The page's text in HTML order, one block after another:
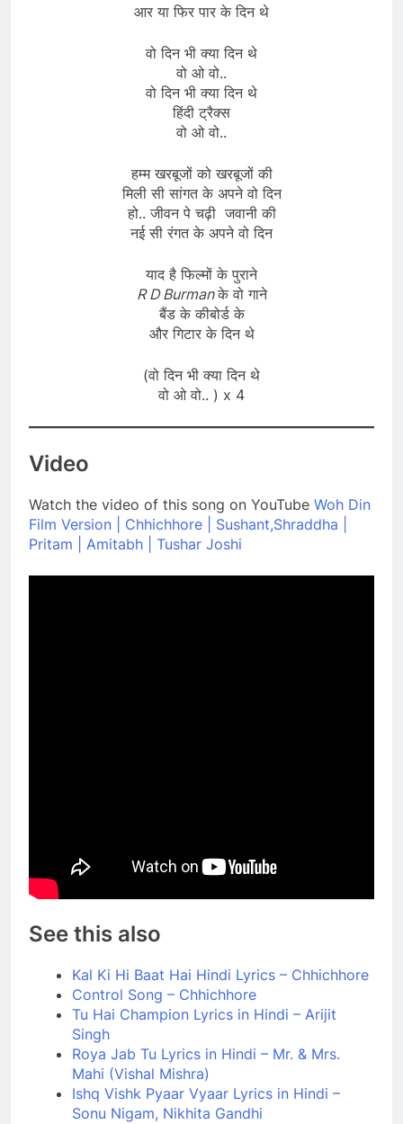
आर या फिर पार के दिन थे
वो दिन भी क्या दिन थे
वो ओ वो..
वो दिन भी क्या दिन थे
हिंदी ट्रैक्स
वो ओ वो..
हम्म खरबूजों को खरबूजों की
मिली सी सांगत के अपने वो दिन
हो.. जीवन पे चढ़ी जवानी की
नई सी रंगत के अपने वो दिन
याद है फिल्मों के पुराने
R D Burmanके वो गाने
बैंड के कीबोर्ड के
और गिटार के दिन थे
(वो दिन भी क्या दिन थे
वो ओ वो.. ) x 4
Video
Watch the video of this song on YouTube Woh Din
Film Version | Chhichhore | Sushant,Shraddha |
Pritam | Amitabh | Tushar Joshi
See this also
Kal Ki Hi Baat Hai Hindi Lyrics – Chhichhore
Control Song – Chhichhore
Tu Hai Champion Lyrics in Hindi – Arijit
Singh
Roya Jab Tu Lyrics in Hindi – Mr. & Mrs.
Mahi (Vishal Mishra)
Ishq Vishk Pyaar Vyaar Lyrics in Hindi –
Sonu Nigam, Nikhita Gandhi